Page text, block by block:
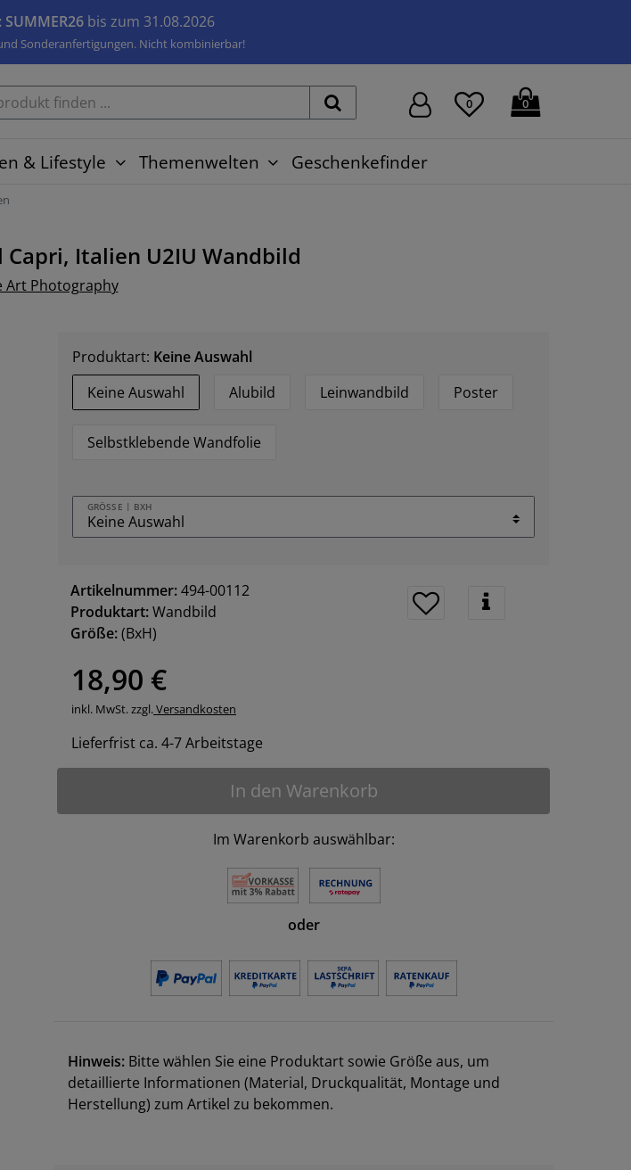
bis zum 31.08.2026
Sonderanfertigungen. Nicht kombinierbar!
0 0
& Lifestyle Themenwelten Geschenkefinder
Italien U2IU Wandbild
Art Photography
Produktart: Keine Auswahl
Keine Auswahl
Alubild Leinwandbild Poster
Selbstklebende Wandfolie
GRÖSSE | BXH
Artikelnummer:494-00112
Produktart:Wandbild
Größe:(BxH)
18,90 €
inkl. MwSt. zzgl. Versandkosten
Lieferfrist ca. 4-7 Arbeitstage
In den Warenkorb
Im Warenkorb auswählbar:
oder
Hinweis: Bitte wählen Sie eine Produktart sowie Größe aus, um
detaillierte Informationen (Material, Druckqualität, Montage und
Herstellung) zum Artikel zu bekommen.